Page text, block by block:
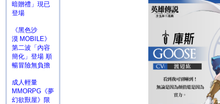
暗贈禮」現已
登場
《黑色沙
漠 MOBILE》
第二波「內容
簡化」登場 順
暢冒險無負擔
成人輕量
MMORPG《夢
幻欲獸屋》限